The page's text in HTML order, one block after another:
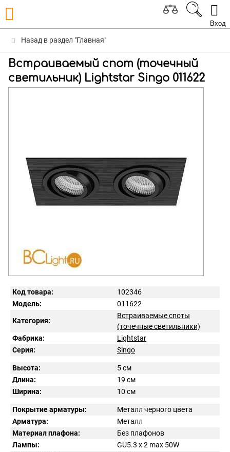
Вход
Назад в раздел "Главная"
Встраиваемый спот (точечный
светильник) Lightstar Singo 011622
Код товара:
102346
Модель:
011622
Категория:
Встраиваемые споты
(точечные светильники)
Фабрика:
Lightstar
Серия:
Singo
Высота:
5 см
Длина:
19 см
Ширина:
10 см
Покрытие арматуры:
Металл черного цвета
Арматура:
Металл
Материал плафона:
Без плафонов
Лампы:
GU5.3 x 2 max 50W